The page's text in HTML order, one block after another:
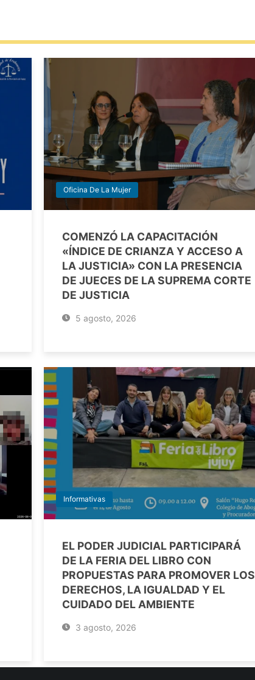
Oficina De La Mujer
COMENZÓ LA CAPACITACIÓN
«ÍNDICE DE CRIANZA Y ACCESO A
LA JUSTICIA» CON LA PRESENCIA
DE JUECES DE LA SUPREMA CORTE
DE JUSTICIA
5 agosto, 2026
Informativas
EL PODER JUDICIAL PARTICIPARÁ
DE LA FERIA DEL LIBRO CON
PROPUESTAS PARA PROMOVER LOS
DERECHOS, LA IGUALDAD Y EL
CUIDADO DEL AMBIENTE
3 agosto, 2026